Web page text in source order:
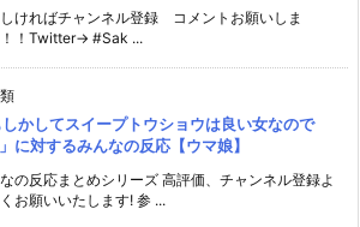
ければチャンネル登録 コメントお願いしま
！Twitter→ #Sak ...
しかしてスイープトウショウは良い女なので
に対するみんなの反応【ウマ娘】
の反応まとめシリーズ 高評価、チャンネル登録よ
お願いいたします! 参 ...